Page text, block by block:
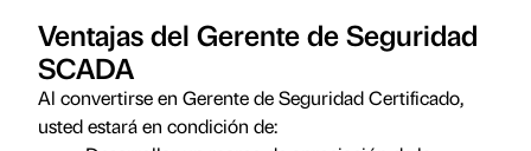
Ventajas del Gerente de Seguridad
SCADA
Al convertirse en Gerente de Seguridad Certificado,
usted estará en condición de: